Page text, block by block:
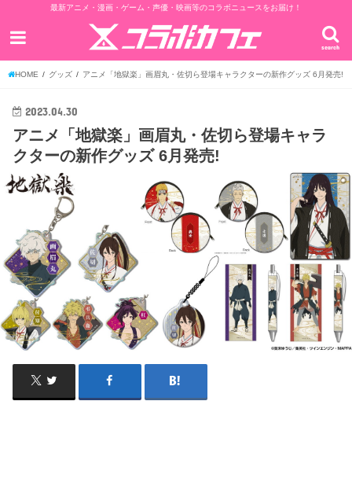
最新アニメ・漫画・ゲーム・声優・映画等のコラボニュースをお届け！
search
HOME グッズ アニメ「地獄楽」画眉丸・佐切ら登場キャラクターの新作グッズ 6月発売!
2023.04.30
アニメ「地獄楽」画眉丸・佐切ら登場キャラ
クターの新作グッズ 6月発売!